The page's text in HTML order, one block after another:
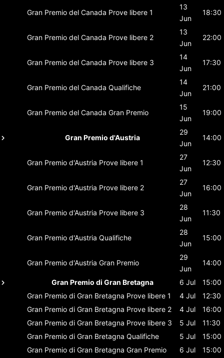
Gran Premio del Canada Prove libere 1
13
Jun
18:30
Gran Premio del Canada Prove libere 2
13
Jun
22:00
Gran Premio del Canada Prove libere 3
14
Jun
17:30
Gran Premio del Canada Qualifiche
14
Jun
21:00
Gran Premio del Canada Gran Premio
15
Jun
19:00
Gran Premio d'Austria
29
Jun
14:00
Gran Premio d'Austria Prove libere 1
27
Jun
12:30
Gran Premio d'Austria Prove libere 2
27
Jun
16:00
Gran Premio d'Austria Prove libere 3
28
Jun
11:30
Gran Premio d'Austria Qualifiche
28
Jun
15:00
Gran Premio d'Austria Gran Premio
29
Jun
14:00
Gran Premio di Gran Bretagna 6 Jul
15:00
Gran Premio di Gran Bretagna Prove libere 1 4 Jul
12:30
Gran Premio di Gran Bretagna Prove libere 2 4 Jul
16:00
Gran Premio di Gran Bretagna Prove libere 3 5 Jul
11:30
Gran Premio di Gran Bretagna Qualifiche 5 Jul
15:00
Gran Premio di Gran Bretagna Gran Premio 6 Jul
15:00